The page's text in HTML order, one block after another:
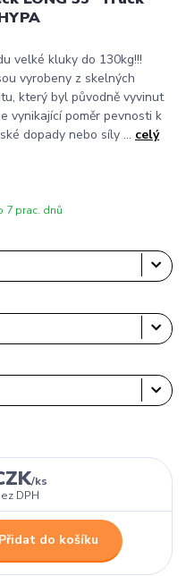
velké kluky do 130kg!!!
vyrobeny z skelných
který byl původně vyvinut
vynikající poměr pevnosti k
dopady nebo síly ... celý
7 prac. dnů
/ks
DPH
Přidat do košíku